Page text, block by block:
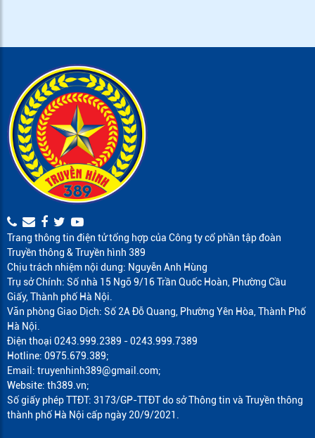
Trang thông tin điện tử tổng hợp của Công ty cổ phần tập đoàn
Truyền thông & Truyền hình 389
Chịu trách nhiệm nội dung: Nguyễn Anh Hùng
Trụ sở Chính: Số nhà 15 Ngõ 9/16 Trần Quốc Hoàn, Phường Cầu
Giấy, Thành phố Hà Nội.
Văn phòng Giao Dịch: Số 2A Đỗ Quang, Phường Yên Hòa, Thành Phố
Hà Nội.
Điện thoại 0243.999.2389 - 0243.999.7389
Hotline: 0975.679.389;
Email: truyenhinh389@gmail.com;
Website: th389.vn;
Số giấy phép TTĐT: 3173/GP-TTĐT do sở Thông tin và Truyền thông
thành phố Hà Nội cấp ngày 20/9/2021.